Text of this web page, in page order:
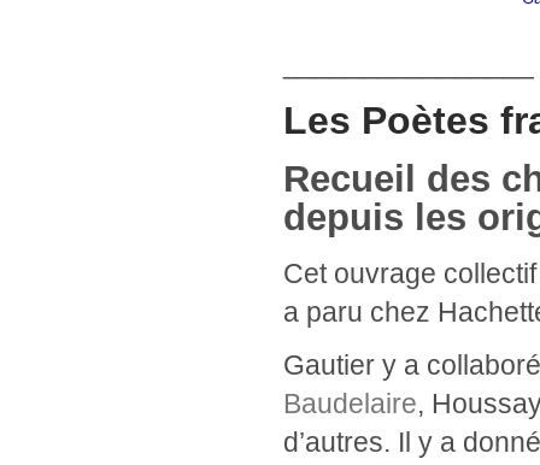
Les Poètes
Recueil des
depuis les
Cet ouvrage
a paru chez
Gautier y a
Baudelaire,
d’autres. Il y a